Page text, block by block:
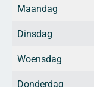
Maandag
Dinsdag
Woensdag
Donderdag